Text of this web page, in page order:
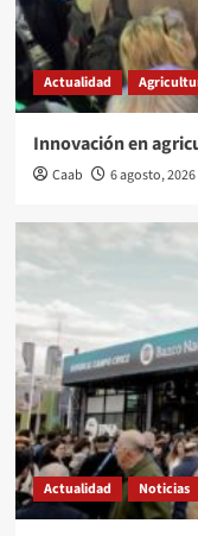
Actualidad
Innovación en
Caab 6 agosto, 2026
Actualidad Noticias